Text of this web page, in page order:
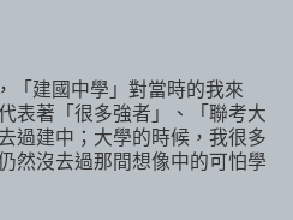
「建國中學」對當時的我來
表著「很多強者」、「聯考大
過建中；大學的時候，我很多
然沒去過那間想像中的可怕學